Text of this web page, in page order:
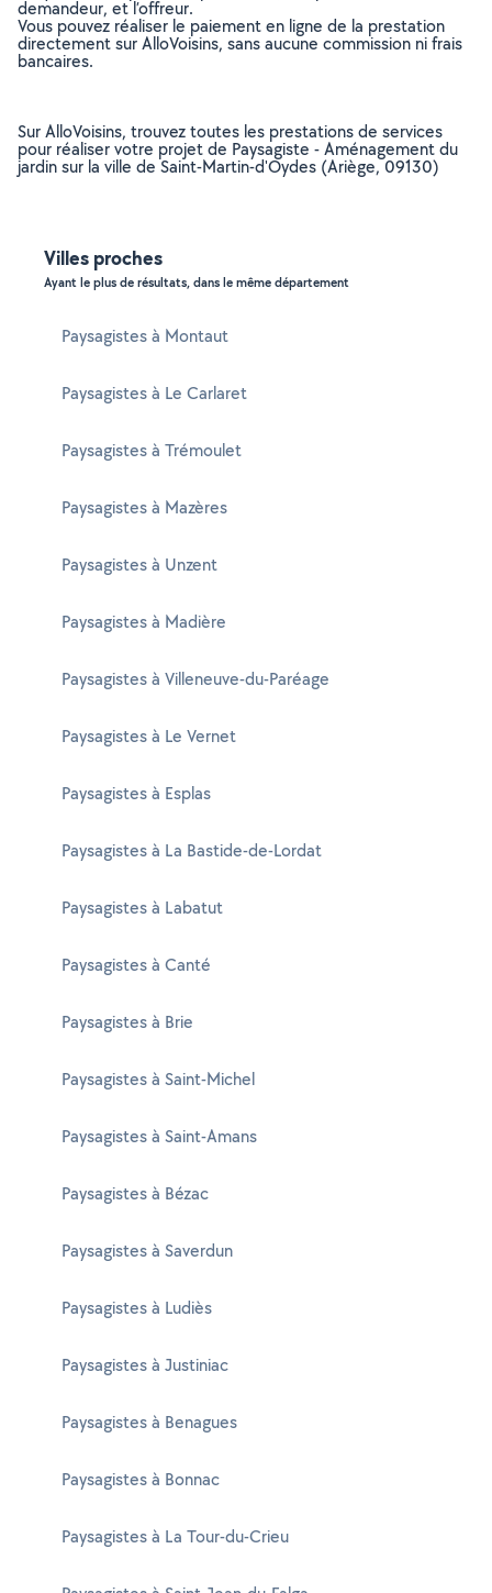
demandeur, et l’offreur.
Vous pouvez réaliser le paiement en ligne de la prestation
directement sur AlloVoisins, sans aucune commission ni frais
bancaires.
Sur AlloVoisins, trouvez toutes les prestations de services
pour réaliser votre projet de Paysagiste - Aménagement du
jardin sur la ville de Saint-Martin-d'Oydes (Ariège, 09130)
Villes proches
Ayant le plus de résultats, dans le même département
Paysagistes à Montaut
Paysagistes à Le Carlaret
Paysagistes à Trémoulet
Paysagistes à Mazères
Paysagistes à Unzent
Paysagistes à Madière
Paysagistes à Villeneuve-du-Paréage
Paysagistes à Le Vernet
Paysagistes à Esplas
Paysagistes à La Bastide-de-Lordat
Paysagistes à Labatut
Paysagistes à Canté
Paysagistes à Brie
Paysagistes à Saint-Michel
Paysagistes à Saint-Amans
Paysagistes à Bézac
Paysagistes à Saverdun
Paysagistes à Ludiès
Paysagistes à Justiniac
Paysagistes à Benagues
Paysagistes à Bonnac
Paysagistes à La Tour-du-Crieu